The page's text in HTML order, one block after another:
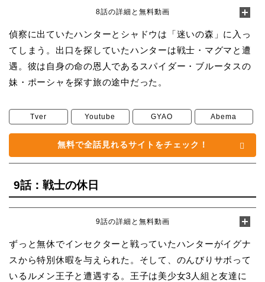
8話の詳細と無料動画
偵察に出ていたハンターとシャドウは「迷いの森」に入っ
てしまう。出口を探していたハンターは戦士・マグマと遭
遇。彼は自身の命の恩人であるスパイダー・ブルータスの
妹・ポーシャを探す旅の途中だった。
Tver Youtube GYAO Abema
無料で全話見れるサイトをチェック！
9話：戦士の休日
9話の詳細と無料動画
ずっと無休でインセクターと戦っていたハンターがイグナ
スから特別休暇を与えられた。そして、のんびりサボって
いるルメン王子と遭遇する。王子は美少女3人組と友達に